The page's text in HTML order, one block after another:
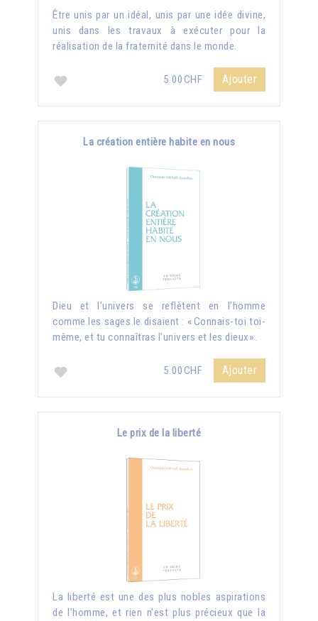
Être unis par un idéal, unis par une idée divine,
unis dans les travaux à exécuter pour la
réalisation de la fraternité dans le monde.
5.00CHF Ajouter
La création entière habite en nous
Dieu et l’univers se reflètent en l’homme
comme les sages le disaient : « Connais-toi toi-
même, et tu connaîtras l’univers et les dieux» .
5.00CHF Ajouter
Le prix de la liberté
La liberté est une des plus nobles aspirations
de l’homme, et rien n’est plus précieux que la